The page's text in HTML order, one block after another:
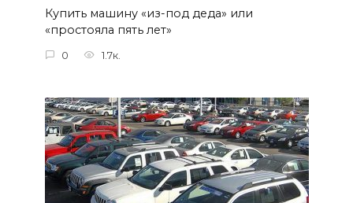
Купить машину «из-под деда» или
«простояла пять лет»
0 1.7к.